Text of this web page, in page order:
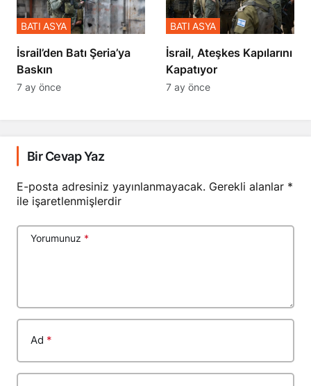
​​​​​​​İsrail’den Batı Şeria’ya
Baskın
BATI ASYA
7 ay önce
İsrail, Ateşkes Kapılarını
Kapatıyor
BATI ASYA
7 ay önce
Bir Cevap Yaz
E-posta adresiniz yayınlanmayacak. Gerekli alanlar *
ile işaretlenmişlerdir
Yorumunuz *
Ad *